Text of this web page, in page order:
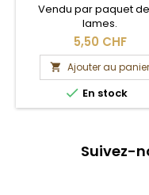
Vendu par paquet de
lames.
5,50 CHF
 Ajouter au panier
 En stock
Suivez-